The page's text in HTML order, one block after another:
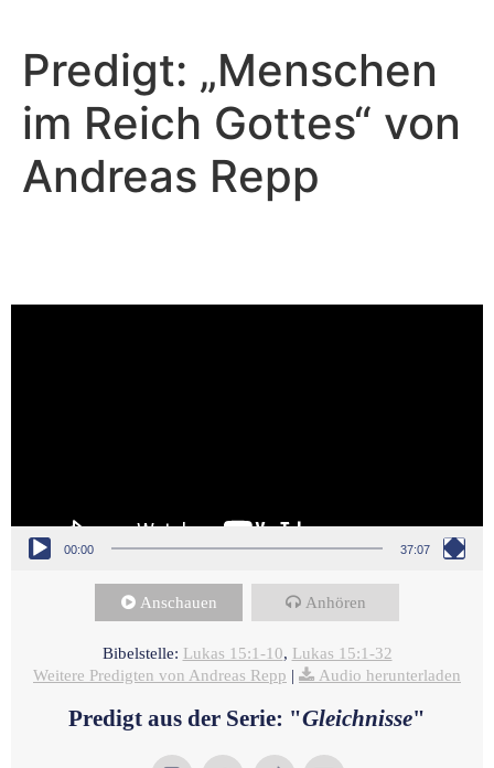
Predigt: „Menschen
im Reich Gottes“ von
Andreas Repp
Video-Player
00:00 37:07
Anschauen Anhören
Bibelstelle: Lukas 15:1-10, Lukas 15:1-32
Weitere Predigten von Andreas Repp | Audio herunterladen
Predigt aus der Serie: "Gleichnisse"